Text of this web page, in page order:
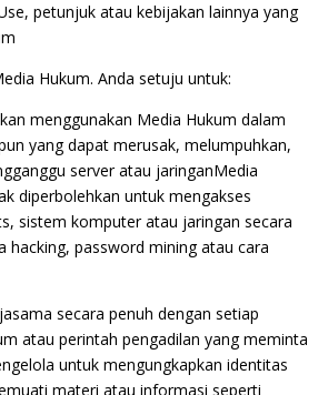
petunjuk atau kebijakan lainnya yang
Hukum. Anda setuju untuk:
menggunakan Media Hukum dalam
yang dapat merusak, melumpuhkan,
server atau jaringanMedia
diperbolehkan untuk mengakses
sistem komputer atau jaringan secara
hacking, password mining atau cara
secara penuh dengan setiap
atau perintah pengadilan yang meminta
untuk mengungkapkan identitas
materi atau informasi seperti